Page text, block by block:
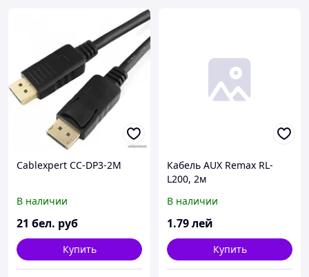
Cablexpert CC-DP3-2M
В наличии
21 бел. руб
Купить
Кабель AUX Remax RL-
L200, 2м
В наличии
1.79лей
Купить